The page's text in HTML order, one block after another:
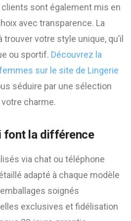
sont également mis en
avec transparence. La
votre style unique, qu’il
ou sportif. Découvrez la
sur le site de Lingerie
séduire par une sélection
charme.
font la différence
via chat ou téléphone
adapté à chaque modèle
soignés
exclusives et fidélisation